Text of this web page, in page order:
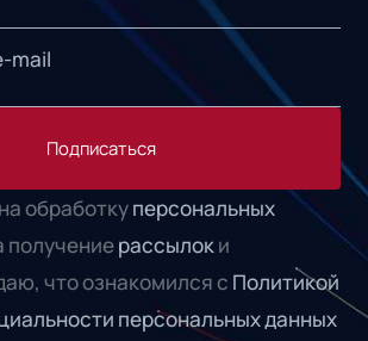
Подписаться
обработкуперсональных
получениерассылоки
что ознакомился с Политикой
персональных данных